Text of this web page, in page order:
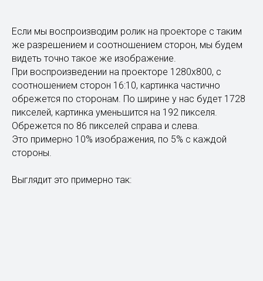
Если мы воспроизводим ролик на проекторе с таким
же разрешением и соотношением сторон, мы будем
видеть точно такое же изображение.
При воспроизведении на проекторе 1280х800, с
соотношением сторон 16:10, картинка частично
обрежется по сторонам. По ширине у нас будет 1728
пикселей, картинка уменьшится на 192 пикселя.
Обрежется по 86 пикселей справа и слева.
Это примерно 10% изображения, по 5% с каждой
стороны.
Выглядит это примерно так: